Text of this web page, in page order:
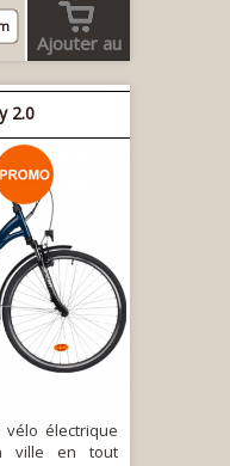
Ajouter au
panier
2.0
vélo électrique
ville en tout